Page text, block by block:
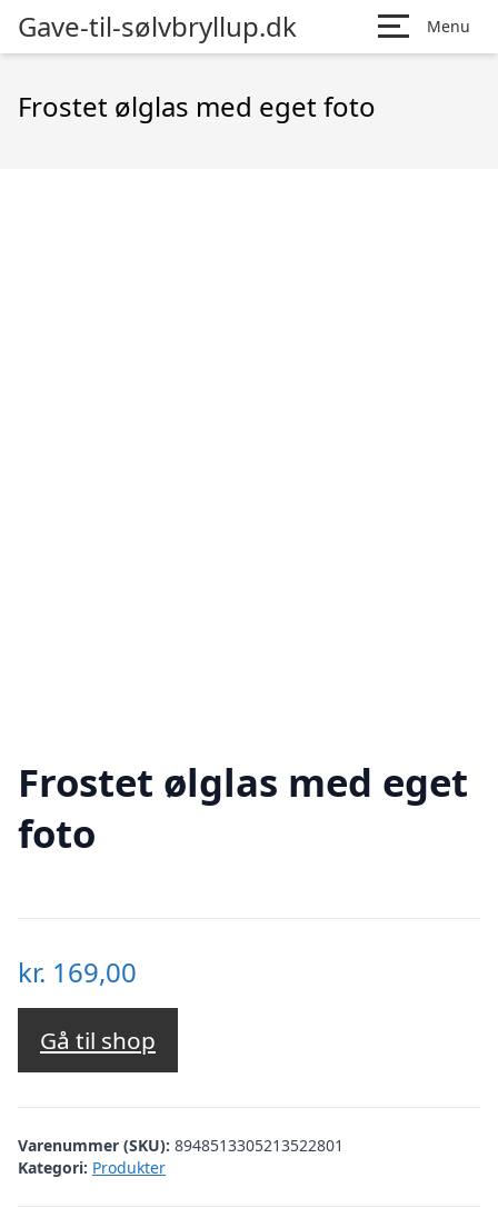
Gave-til-sølvbryllup.dk Menu
Frostet ølglas med eget foto
Frostet ølglas med eget
foto
kr. 169,00
Gå til shop
Varenummer (SKU): 8948513305213522801
Kategori: Produkter